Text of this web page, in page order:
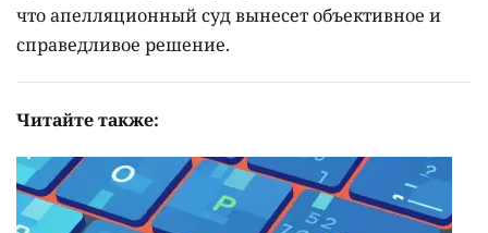
что апелляционный суд вынесет объективное и
справедливое решение.
Читайте также: